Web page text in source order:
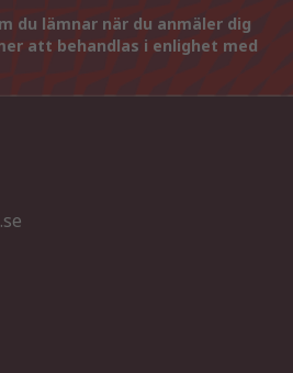
du lämnar när du anmäler dig
att behandlas i enlighet med